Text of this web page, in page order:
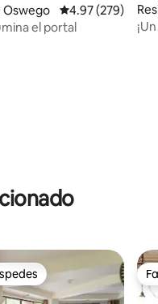
evaluaciones
Oswego Calificación
4.97 (279)
el portal